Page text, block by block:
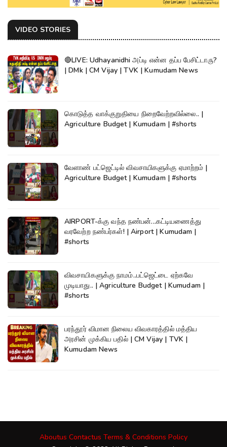
VIDEO STORIES
🔴LIVE: Udhayanidhi அப்டி என்ன தப்ப பேசிட்டாரு?
| DMk | CM Vijay | TVK | Kumudam News
கொடுத்த வாக்குறுதியை நிறைவேற்றவில்லை.. |
Agriculture Budget | Kumudam | #shorts
வேளாண் பட்ஜெட்டில் விவசாயிகளுக்கு ஏமாற்றம் |
Agriculture Budget | Kumudam | #shorts
AIRPORT-க்கு வந்த நண்பன்...கட்டியணைத்து
வரவேற்ற நண்பர்கள்! | Airport | Kumudam |
#shorts
விவசாயிகளுக்கு நாமம்..பட்ஜெட்டை ஏற்கவே
முடியாது.. | Agriculture Budget | Kumudam |
#shorts
பரந்தூர் விமான நிலைய விவகாரத்தில் மத்திய
அரசின் முக்கிய பதில் | CM Vijay | TVK |
Kumudam News
Aboutus Contactus Terms & Conditions Policy